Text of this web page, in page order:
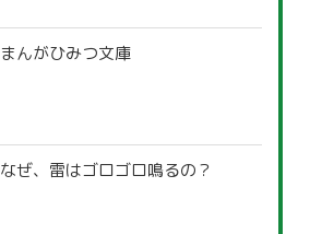
まんがひみつ文庫
なぜ、雷はゴロゴロ鳴るの？